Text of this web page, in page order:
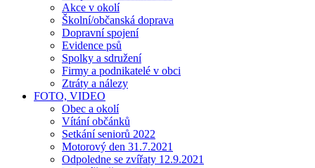
Akce v okolí
Školní/občanská doprava
Dopravní spojení
Evidence psů
Spolky a sdružení
Firmy a podnikatelé v obci
Ztráty a nálezy
FOTO, VIDEO
Obec a okolí
Vítání občánků
Setkání seniorů 2022
Motorový den 31.7.2021
Odpoledne se zvířaty 12.9.2021